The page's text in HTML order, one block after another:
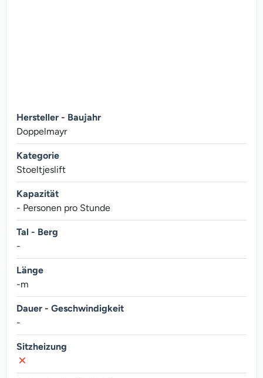
Hersteller - Baujahr
Doppelmayr
Kategorie
Stoeltjeslift
Kapazität
- Personen pro Stunde
Tal - Berg
-
Länge
-m
Dauer - Geschwindigkeit
-
Sitzheizung